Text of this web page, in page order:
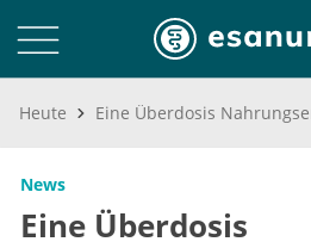
Heute Eine Überdosis
News
Eine Überdosis